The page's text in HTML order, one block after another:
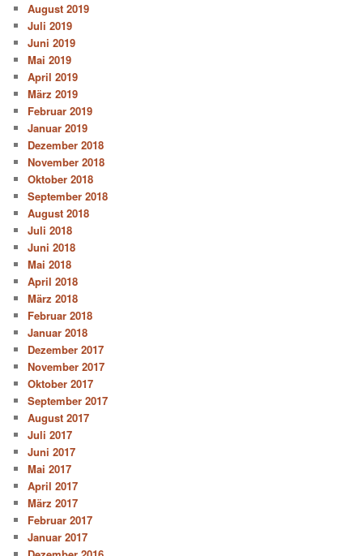
August 2019
Juli 2019
Juni 2019
Mai 2019
April 2019
März 2019
Februar 2019
Januar 2019
Dezember 2018
November 2018
Oktober 2018
September 2018
August 2018
Juli 2018
Juni 2018
Mai 2018
April 2018
März 2018
Februar 2018
Januar 2018
Dezember 2017
November 2017
Oktober 2017
September 2017
August 2017
Juli 2017
Juni 2017
Mai 2017
April 2017
März 2017
Februar 2017
Januar 2017